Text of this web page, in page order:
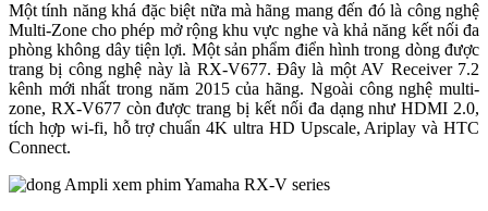
Một tính năng khá đặc biệt nữa mà hãng mang đến đó là công nghệ
Multi-Zone cho phép mở rộng khu vực nghe và khả năng kết nối đa
phòng không dây tiện lợi. Một sản phẩm điển hình trong dòng được
trang bị công nghệ này là RX-V677. Đây là một AV Receiver 7.2
kênh mới nhất trong năm 2015 của hãng. Ngoài công nghệ multi-
zone, RX-V677 còn được trang bị kết nối đa dạng như HDMI 2.0,
tích hợp wi-fi, hỗ trợ chuẩn 4K ultra HD Upscale, Ariplay và HTC
Connect.